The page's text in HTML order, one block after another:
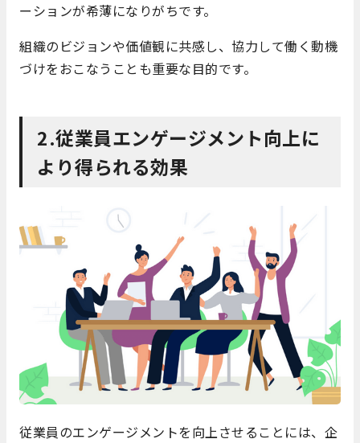
ーションが希薄になりがちです。
組織のビジョンや価値観に共感し、協力して働く動機
づけをおこなうことも重要な目的です。
2.従業員エンゲージメント向上に
より得られる効果
従業員のエンゲージメントを向上させることには、企